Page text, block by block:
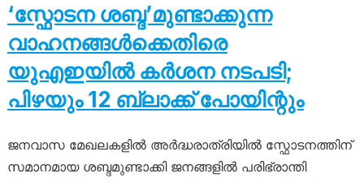
‘സ്ഫോടന ശബ്ദ’മുണ്ടാക്കുന്ന
വാഹനങ്ങൾക്കെതിരെ
യുഎഇയിൽ കർശന നടപടി;
പിഴയും 12 ബ്ലാക്ക് പോയിന്റും
ജനവാസ മേഖലകളിൽ അർദ്ധരാത്രിയിൽ സ്ഫോടനത്തിന്
സമാനമായ ശബ്ദമുണ്ടാക്കി ജനങ്ങളിൽ പരിഭ്രാന്തി